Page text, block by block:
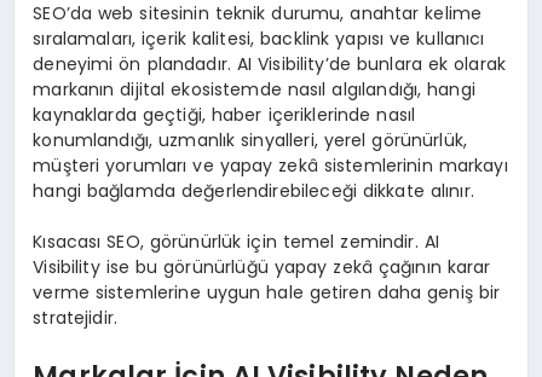
SEO’da web sitesinin teknik durumu, anahtar kelime
sıralamaları, içerik kalitesi, backlink yapısı ve kullanıcı
deneyimi ön plandadır. AI Visibility’de bunlara ek olarak
markanın dijital ekosistemde nasıl algılandığı, hangi
kaynaklarda geçtiği, haber içeriklerinde nasıl
konumlandığı, uzmanlık sinyalleri, yerel görünürlük,
müşteri yorumları ve yapay zekâ sistemlerinin markayı
hangi bağlamda değerlendirebileceği dikkate alınır.
Kısacası SEO, görünürlük için temel zemindir. AI
Visibility ise bu görünürlüğü yapay zekâ çağının karar
verme sistemlerine uygun hale getiren daha geniş bir
stratejidir.